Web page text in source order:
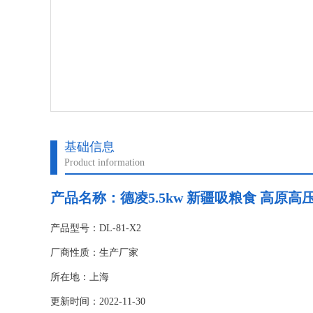
基础信息
Product information
产品名称： 德凌5.5kw 新疆吸粮食 高原高
产品型号：DL-81-X2
厂商性质：生产厂家
所在地：上海
更新时间：2022-11-30